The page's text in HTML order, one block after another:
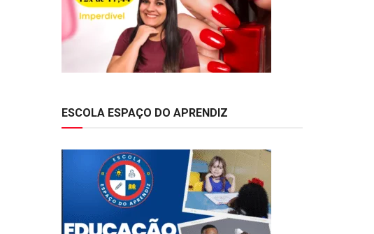
ESCOLA ESPAÇO DO APRENDIZ